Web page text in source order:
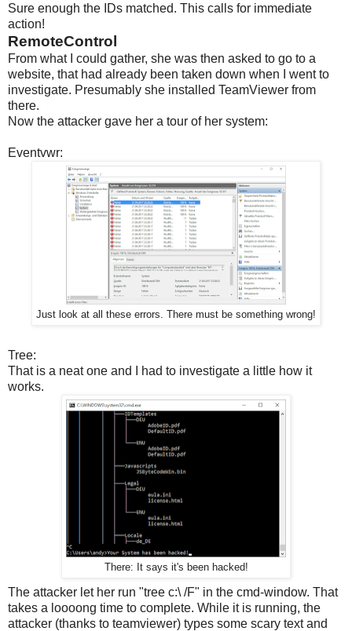
Sure enough the IDs matched. This calls for immediate
action!
RemoteControl
From what I could gather, she was then asked to go to a
website, that had already been taken down when I went to
investigate. Presumably she installed TeamViewer from
there.
Now the attacker gave her a tour of her system:
Eventvwr:
Just look at all these errors. There must be something wrong!
Tree:
That is a neat one and I had to investigate a little how it
works.
There: It says it's been hacked!
The attacker let her run "tree c:\ /F" in the cmd-window. That
takes a loooong time to complete. While it is running, the
attacker (thanks to teamviewer) types some scary text and